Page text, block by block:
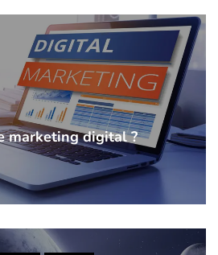
marketing digital ?